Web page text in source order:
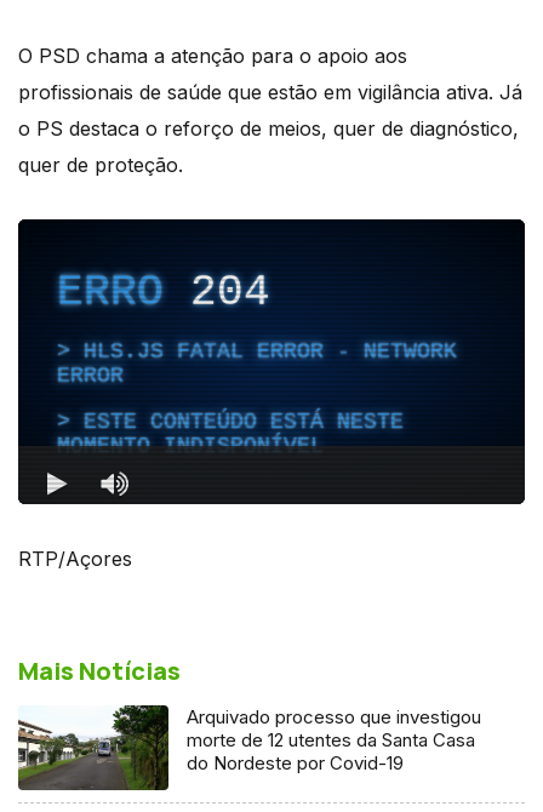
O PSD chama a atenção para o apoio aos
profissionais de saúde que estão em vigilância ativa. Já
o PS destaca o reforço de meios, quer de diagnóstico,
quer de proteção.
RTP/Açores
Mais Notícias
Arquivado processo que investigou
morte de 12 utentes da Santa Casa
do Nordeste por Covid-19